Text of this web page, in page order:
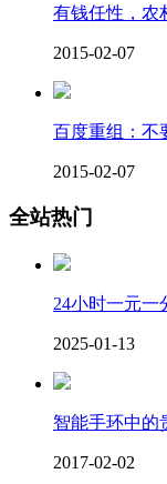
有钱任性，农
2015-02-07
百度重组：不
2015-02-07
全站热门
24小时一元一
2025-01-13
智能手环中的
2017-02-02